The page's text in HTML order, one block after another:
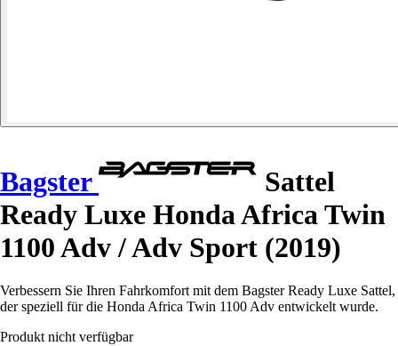
Bagster
Sattel
Ready Luxe Honda Africa Twin
1100 Adv / Adv Sport (2019)
Verbessern Sie Ihren Fahrkomfort mit dem Bagster Ready Luxe Sattel,
der speziell für die Honda Africa Twin 1100 Adv entwickelt wurde.
Produkt nicht verfügbar